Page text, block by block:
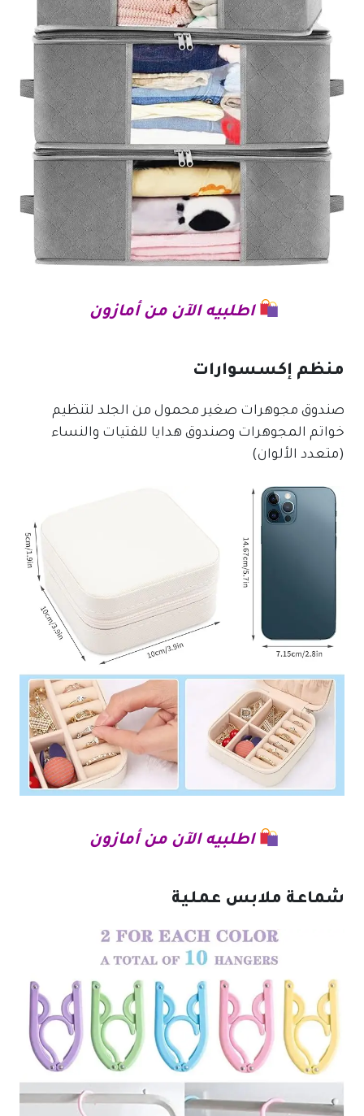
اطلبيه الآن من أمازون
منظم إكسسوارات
صندوق مجوهرات صغير محمول من الجلد لتنظيم
خواتم المجوهرات وصندوق هدايا للفتيات والنساء
(متعدد الألوان)
اطلبيه الآن من أمازون
شماعة ملابس عملية